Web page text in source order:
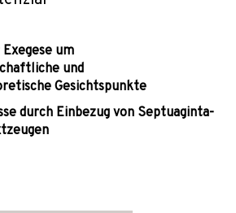
um
und
Gesichtspunkte
durch Einbezug von Septuaginta-